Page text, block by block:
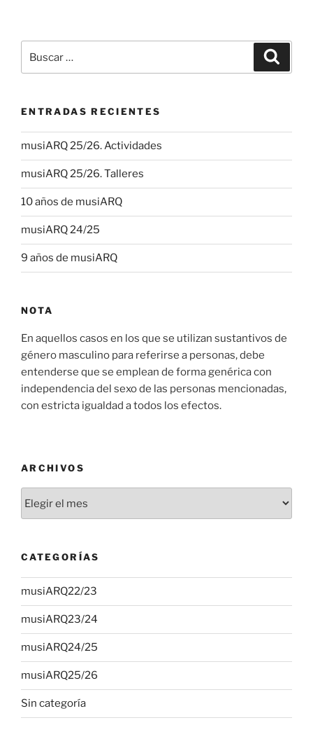
por:
ENTRADAS RECIENTES
musiARQ 25/26. Actividades
musiARQ 25/26. Talleres
10 años de musiARQ
musiARQ 24/25
9 años de musiARQ
NOTA
En aquellos casos en los que se utilizan sustantivos de
género masculino para referirse a personas, debe
entenderse que se emplean de forma genérica con
independencia del sexo de las personas mencionadas,
con estricta igualdad a todos los efectos.
ARCHIVOS
CATEGORÍAS
musiARQ22/23
musiARQ23/24
musiARQ24/25
musiARQ25/26
Sin categoría